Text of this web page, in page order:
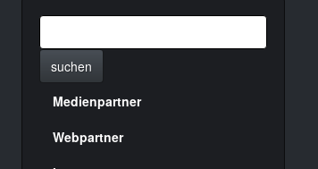
suchen
Menülinks
rechte
Medienpartner
Webpartner